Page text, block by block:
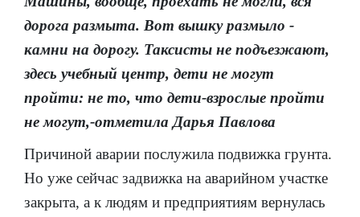
дорога размыта. Вот вышку размыло -
камни на дорогу. Таксисты не подъезжают,
здесь учебный центр, дети не могут
пройти: не то, что дети-взрослые пройти
не могут,-отметила Дарья Павлова
Причиной аварии послужила подвижка грунта.
Но уже сейчас задвижка на аварийном участке
закрыта, а к людям и предприятиям вернулась